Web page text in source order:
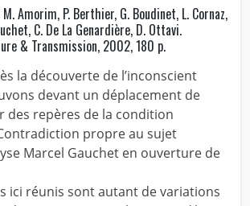
Amorim, P. Berthier, G. Boudinet, L. Cornaz,
C. De La Genardière, D. Ottavi.
& Transmission, 2002, 180 p.
la découverte de l’inconscient
devant un déplacement de
des repères de la condition
propre au sujet
Marcel Gauchet en ouverture de
ici réunis sont autant de variations